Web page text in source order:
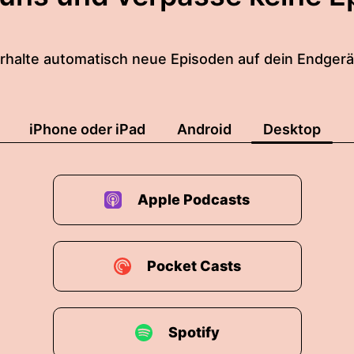
automatisch neue Episoden auf dein
iPhone oder iPad Android Desktop
Apple Podcasts
Pocket Casts
Spotify